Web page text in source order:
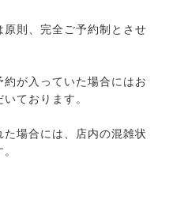
則、完全ご予約制とさせ
が入っていた場合にはお
ております。
場合には、店内の混雑状